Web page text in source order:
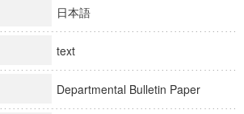
日本語
text
Departmental Bulletin Paper